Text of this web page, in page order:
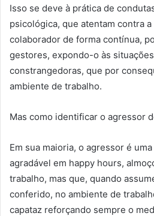
Isso se deve à prática de
psicológica, que atentam contra
colaborador de forma contínua,
gestores, expondo-o às
constrangedoras, que por
ambiente de trabalho.
Mas como identificar o agressor
Em sua maioria, o agressor é
agradável em happy hours,
trabalho, mas que, quando
conferido, no ambiente de
capataz reforçando sempre o